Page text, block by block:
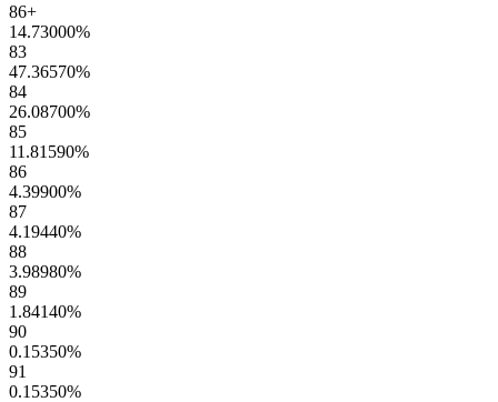
86+
14.73000%
83
47.36570%
84
26.08700%
85
11.81590%
86
4.39900%
87
4.19440%
88
3.98980%
89
1.84140%
90
0.15350%
91
0.15350%